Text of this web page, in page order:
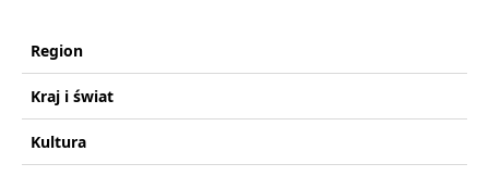
Region
Kraj i świat
Kultura